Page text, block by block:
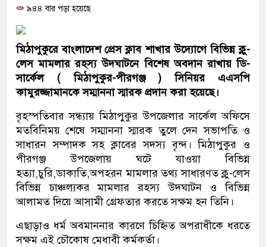
৯৪৪ বার পড়া হয়েছে
মিঠাপুকুরে বাংলাদেশ প্রেস ক্লাব শাখার উদ্যোগে বিভিন্ন ক্লু-
লেস মামলার রহস্য উদঘাটনে বিশেষ অবদান রাখায় ডি-
সার্কেল ( মিঠাপুকুর-পীরগঞ্জ ) সিনিয়র এএসপি
কামুরজ্জামানকে সম্মাননা স্মারক প্রদান করা হয়েছে।
বৃহস্পতিবার সন্ধ্যায় মিঠাপুকুর উপজেলার সার্কেল অফিসে
মতবিনিময় শেষে সম্মাননা স্মারক তুলে দেন সভাপতি ও
সাধারন সম্পাদক সহ ক্লাবের সদস্য বৃন্দ। মিঠাপুকুর ও
পীরগঞ্জ উপজেলায় ঘটে যাওয়া বিভিন্ন
হত্যা,চুরি,ডাকাতি,অপহরন মামলার তথ্য সাধারণত ক্লু-লেস
বিভিন্ন চাঞ্চল্যকর মামলার রহস্য উদঘাটন ও বিভিন্ন
আলামত দিয়ে আসামী গ্রেফতার করতে সক্ষম হন তিনি।
এছাড়াও ধর্ম অবমাননার কারণে চিহ্নিত অপরাধীকে ধরতে
সক্ষম এই চৌকোষ মেধাবী কর্মকর্তা।